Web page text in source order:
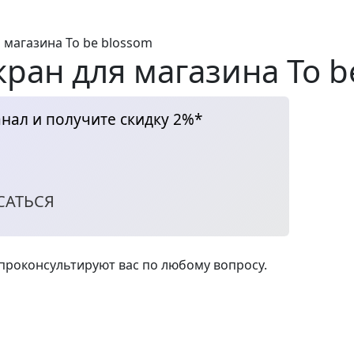
To be blossom
для магазина To
и получите скидку 2%*
вас по любому вопросу.